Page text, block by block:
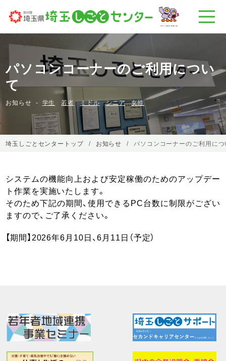
パソコンコーナーのご利用につい
て
お知らせ 学生 若者 ミドル シニア 女性
埼玉しごとセンタートップ お知らせ パソコンコーナーのご利用に
システムの機能向上および安定稼働のためのアップデー
ト作業を実施いたします。
そのため下記の期間、使用できるPC台数に制限がござい
ますので、ご了承ください。
【期間】2026年6月10日、6月11日（予定）